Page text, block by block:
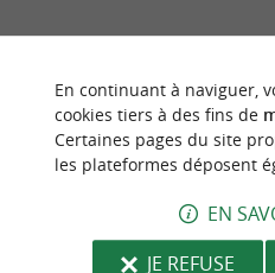
En continuant à naviguer,
cookies tiers à des fins de
Certaines pages du site
les plateformes déposent
EN
JE REFUSE